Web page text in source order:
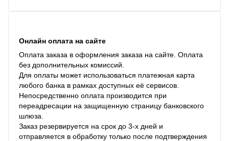
Онлайн оплата на сайте
Оплата заказа в оформления заказа на сайте. Оплата
без дополнительных комиссий.
Для оплаты может использоваться платежная карта
любого банка в рамках доступных её сервисов.
Непосредственно оплата производится при
переадресации на защищенную страницу банковского
шлюза.
Заказ резервируется на срок до 3-х дней и
отправляется в обработку только после подтверждения